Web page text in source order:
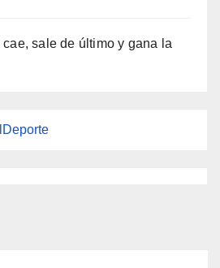
cae, sale de último y gana la